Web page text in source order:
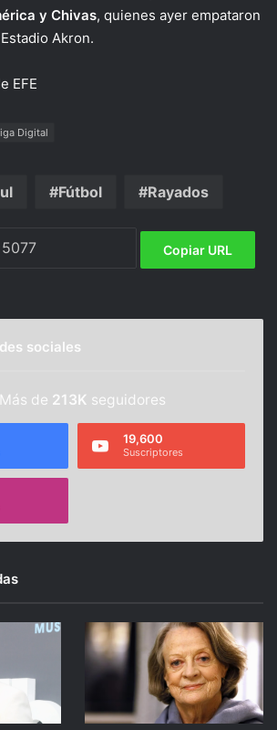
y Chivas, quienes ayer empataron
Akron.
EFE
Digital
Fútbol Rayados
Copiar URL
sociales
Más de 213K seguidores
19,600
Suscriptores